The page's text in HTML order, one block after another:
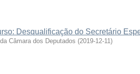
Desqualificação do Secretário
Câmara dos Deputados (2019-12-11)